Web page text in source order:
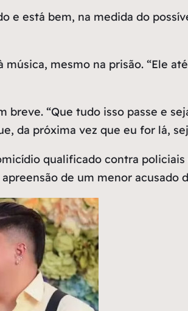
e está bem, na medida do
mesmo na prisão. “Ele
“Que tudo isso passe e
da próxima vez que eu for lá,
qualificado contra
de um menor acusado